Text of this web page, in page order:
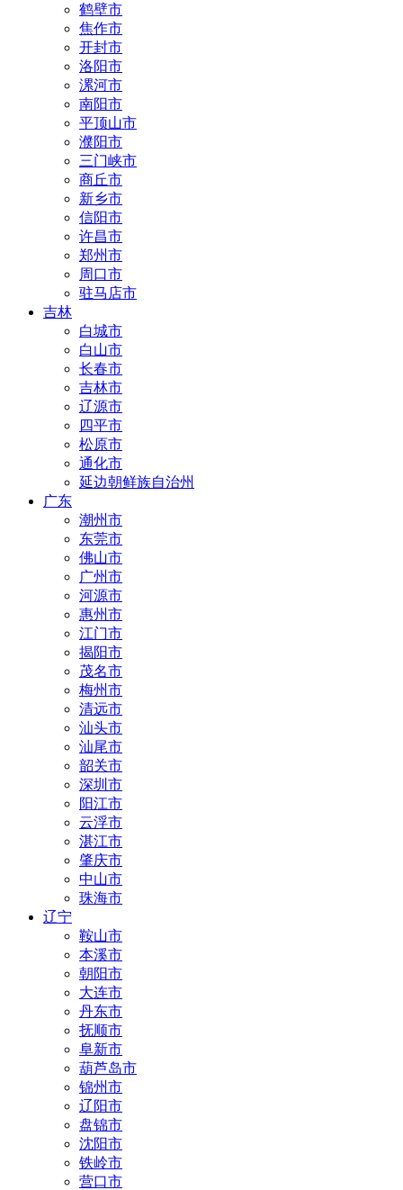
鹤壁市
焦作市
开封市
洛阳市
漯河市
南阳市
平顶山市
濮阳市
三门峡市
商丘市
新乡市
信阳市
许昌市
郑州市
周口市
驻马店市
吉林
白城市
白山市
长春市
吉林市
辽源市
四平市
松原市
通化市
延边朝鲜族自治州
广东
潮州市
东莞市
佛山市
广州市
河源市
惠州市
江门市
揭阳市
茂名市
梅州市
清远市
汕头市
汕尾市
韶关市
深圳市
阳江市
云浮市
湛江市
肇庆市
中山市
珠海市
辽宁
鞍山市
本溪市
朝阳市
大连市
丹东市
抚顺市
阜新市
葫芦岛市
锦州市
辽阳市
盘锦市
沈阳市
铁岭市
营口市